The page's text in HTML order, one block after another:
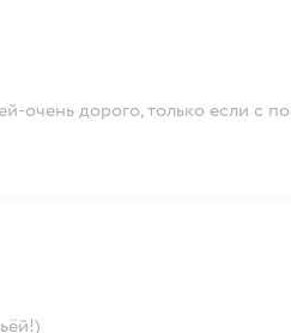
очень дорого, только если с